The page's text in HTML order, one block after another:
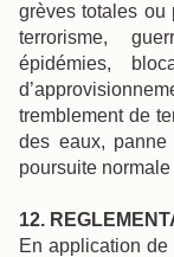
grèves totales ou
terrorisme,
épidémies,
tremblement de
des eaux, panne
poursuite
12.
En application